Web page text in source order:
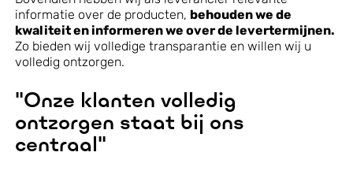
informatie over de producten, behouden we de
kwaliteit en informeren we over de levertermijnen.
Zo bieden wij volledige transparantie en willen wij u
volledig ontzorgen.
"Onze klanten volledig
ontzorgen staat bij ons
centraal"